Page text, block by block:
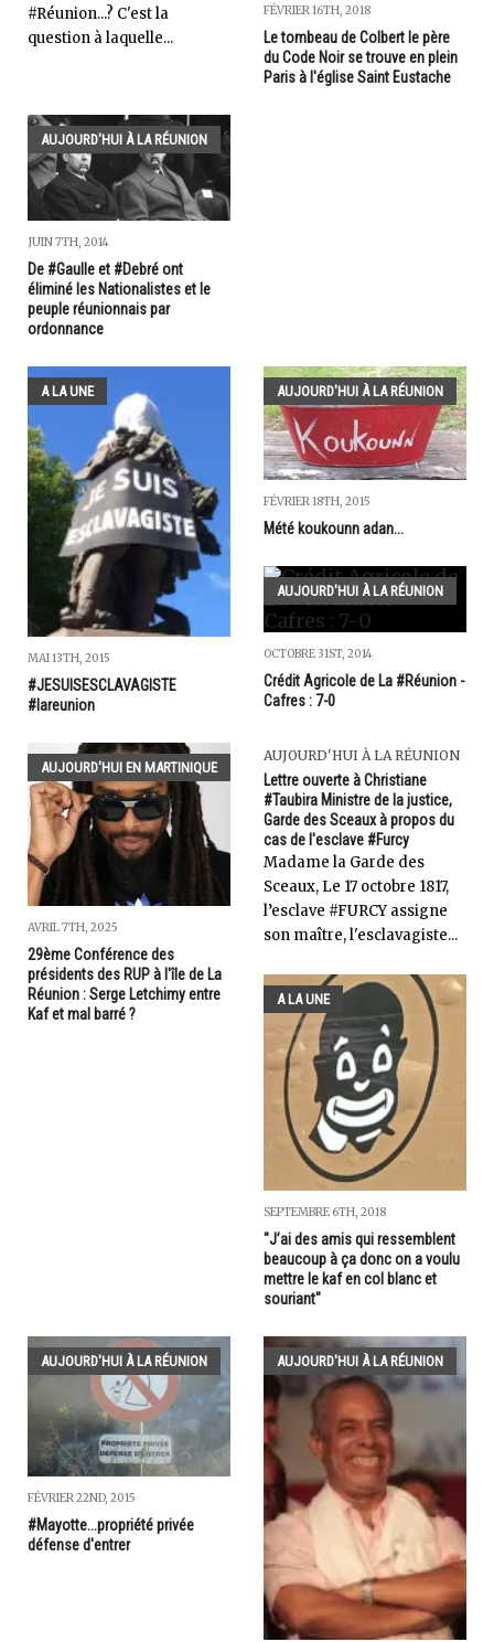
#Réunion...? C'est la
question à laquelle...
FÉVRIER 16TH, 2018
Le tombeau de Colbert le père
du Code Noir se trouve en plein
Paris à l'église Saint Eustache
AUJOURD'HUI À LA RÉUNION
JUIN 7TH, 2014
De #Gaulle et #Debré ont
éliminé les Nationalistes et le
peuple réunionnais par
ordonnance
A LA UNE
MAI 13TH, 2015
#JESUISESCLAVAGISTE
#lareunion
AUJOURD'HUI À LA RÉUNION
FÉVRIER 18TH, 2015
Mété koukounn adan...
AUJOURD'HUI À LA RÉUNION
OCTOBRE 31ST, 2014
Crédit Agricole de La #Réunion -
Cafres : 7-0
AUJOURD'HUI EN MARTINIQUE
AVRIL 7TH, 2025
29ème Conférence des
présidents des RUP à l'île de La
Réunion : Serge Letchimy entre
Kaf et mal barré ?
AUJOURD'HUI À LA RÉUNION
Lettre ouverte à Christiane
#Taubira Ministre de la justice,
Garde des Sceaux à propos du
cas de l'esclave #Furcy
Madame la Garde des
Sceaux, Le 17 octobre 1817,
l’esclave #FURCY assigne
son maître, l'esclavagiste...
A LA UNE
SEPTEMBRE 6TH, 2018
"J’ai des amis qui ressemblent
beaucoup à ça donc on a voulu
mettre le kaf en col blanc et
souriant"
AUJOURD'HUI À LA RÉUNION
FÉVRIER 22ND, 2015
#Mayotte...propriété privée
défense d'entrer
AUJOURD'HUI À LA RÉUNION